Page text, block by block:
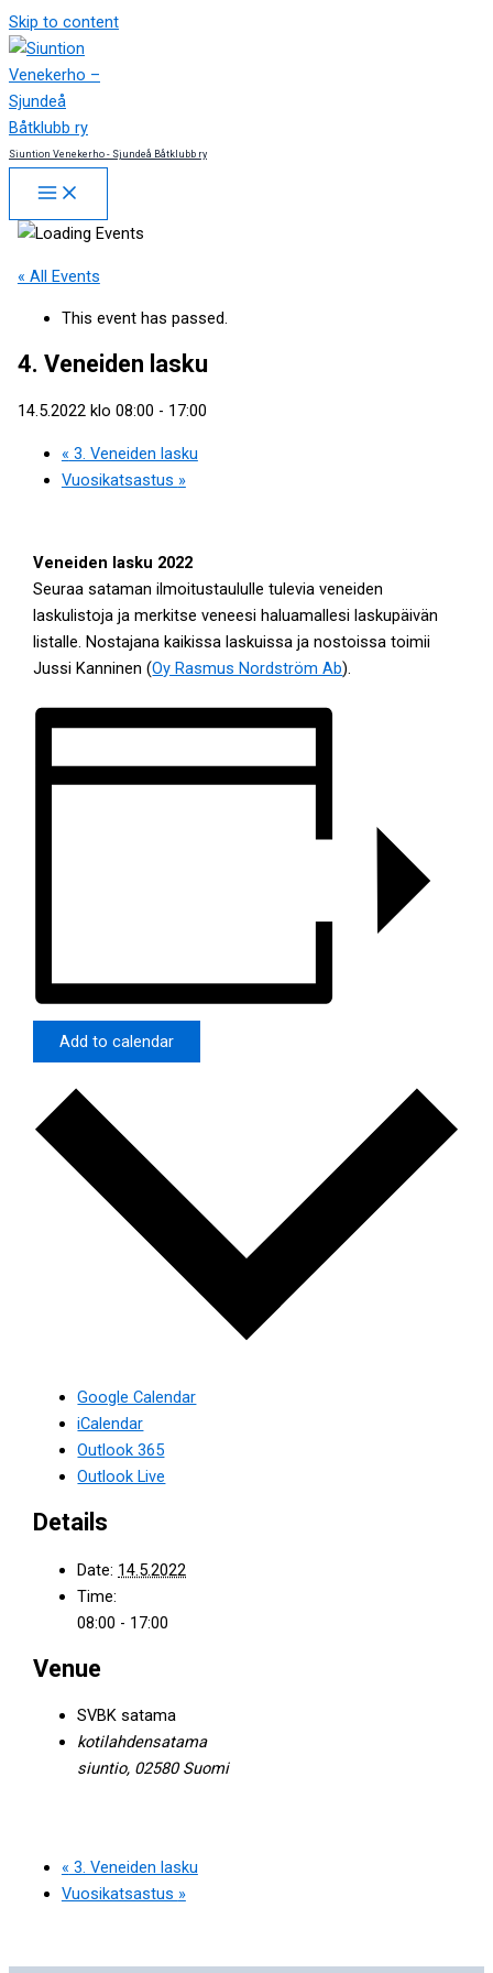
Skip to content
Siuntion Venekerho - Sjundeå Båtklubb ry
« All Events
This event has passed.
4. Veneiden lasku
14.5.2022 klo 08:00 - 17:00
« 3. Veneiden lasku
Vuosikatsastus »
Veneiden lasku 2022
Seuraa sataman ilmoitustaululle tulevia veneiden
laskulistoja ja merkitse veneesi haluamallesi laskupäivän
listalle. Nostajana kaikissa laskuissa ja nostoissa toimii
Jussi Kanninen (Oy Rasmus Nordström Ab).
Add to calendar
Google Calendar
iCalendar
Outlook 365
Outlook Live
Details
Date: 14.5.2022
Time:
08:00 - 17:00
Venue
SVBK satama
kotilahdensatama
siuntio, 02580 Suomi
« 3. Veneiden lasku
Vuosikatsastus »